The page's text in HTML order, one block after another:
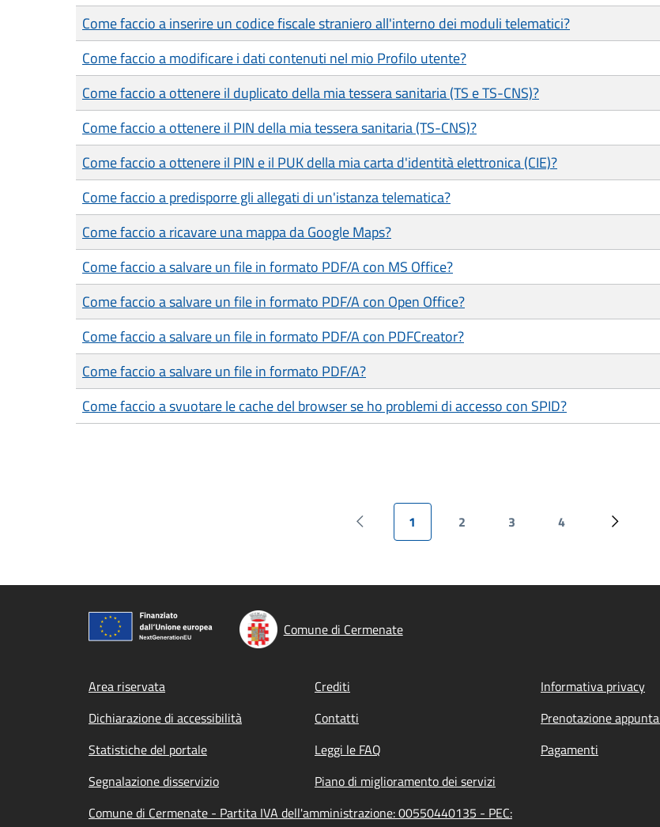
Come faccio a inserire un codice fiscale straniero all'interno dei moduli telematici?
Come faccio a modificare i dati contenuti nel mio Profilo utente?
Come faccio a ottenere il duplicato della mia tessera sanitaria (TS e TS-CNS)?
Come faccio a ottenere il PIN della mia tessera sanitaria (TS-CNS)?
Come faccio a ottenere il PIN e il PUK della mia carta d'identità elettronica (CIE)?
Come faccio a predisporre gli allegati di un'istanza telematica?
Come faccio a ricavare una mappa da Google Maps?
Come faccio a salvare un file in formato PDF/A con MS Office?
Come faccio a salvare un file in formato PDF/A con Open Office?
Come faccio a salvare un file in formato PDF/A con PDFCreator?
Come faccio a salvare un file in formato PDF/A?
Come faccio a svuotare le cache del browser se ho problemi di accesso con SPID?
Pagina precedente
Pagina attuale
1
Pagina
2
Pagina
3
Pagina
4
Pagina
Comune di Cermenate
Footer menu
Area riservata Crediti Informativa privacy
Dichiarazione di accessibilità
Contatti Prenotazione
Statistiche del portale
Leggi le FAQ Pagamenti
Segnalazione disservizio
Piano di miglioramento dei servizi
Comune di Cermenate - Partita IVA dell'amministrazione: 00550440135 - PEC: